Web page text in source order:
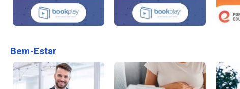
Bem-Estar